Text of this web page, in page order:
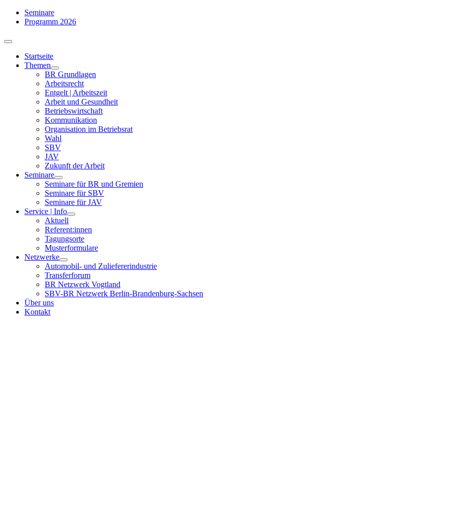
Zum
Inhalt
Seminare
Programm 2026
Toggle
NavigationStartseite
Themen
BR Grundlagen
Arbeits­recht
Entgelt | Arbeitszeit
Arbeit und Gesundheit
Betriebswirtschaft
Kommuni­kation
Organisation im Betriebsrat
Wahl
SBV
JAV
Zukunft der Arbeit
Seminare
Seminare für BR und Gremien
Seminare für SBV
Seminare für JAV
Service | Info
Aktuell
Referent:innen
Tagungsorte
Musterformulare
Netzwerke
Automobil- und Zuliefererindustrie
Transferforum
BR Netzwerk Vogtland
SBV-BR Netzwerk Berlin-Brandenburg-Sachsen
Über uns
Kontakt